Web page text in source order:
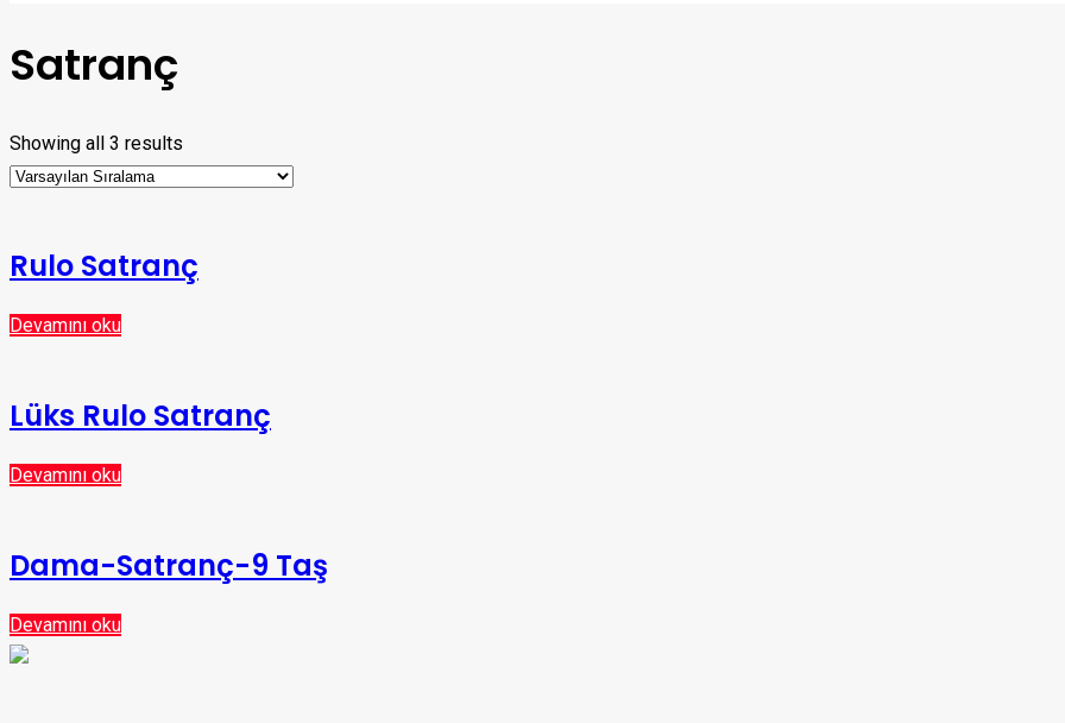
Satranç
Showing all 3 results
Rulo Satranç
Devamını oku
Lüks Rulo Satranç
Devamını oku
Dama-Satranç-9 Taş
Devamını oku